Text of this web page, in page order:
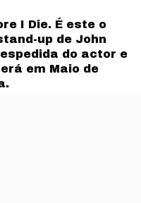
I Die. É este o
up de John
do actor e
em Maio de